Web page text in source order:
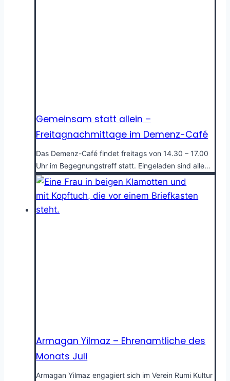
Gemeinsam statt allein –
Freitagnachmittage im Demenz-Café
Das Demenz-Café findet freitags von 14.30 – 17.00
Uhr im Begegnungstreff statt. Eingeladen sind alle…
Armagan Yilmaz – Ehrenamtliche des
Monats Juli
Armagan Yilmaz engagiert sich im Verein Rumi Kultur